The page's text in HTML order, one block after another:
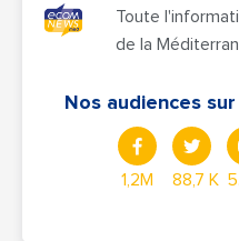
Toute
de la
Nos audiences
1,2M 88,7 K